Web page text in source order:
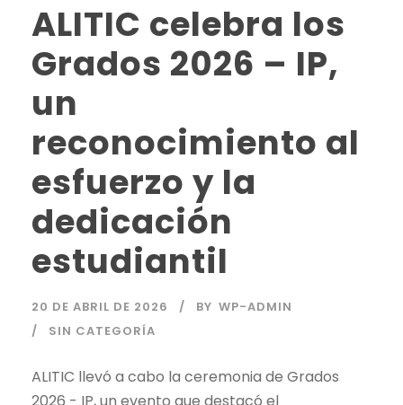
ALITIC celebra los
Grados 2026 – IP,
un
reconocimiento al
esfuerzo y la
dedicación
estudiantil
20 DE ABRIL DE 2026 BY WP-ADMIN
SIN CATEGORÍA
ALITIC llevó a cabo la ceremonia de Grados